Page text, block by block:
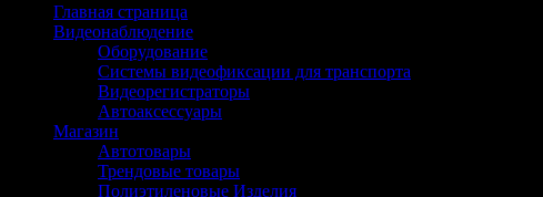
Главная страница
Видеонаблюдение
Оборудование
Системы видеофиксации для транспорта
Видеорегистраторы
Автоаксессуары
Магазин
Автотовары
Трендовые товары
Полиэтиленовые Изделия